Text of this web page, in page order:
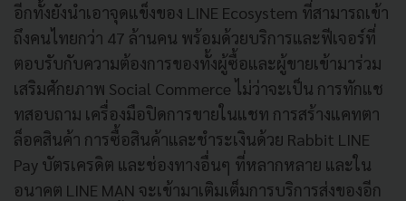
อีกทั้งยังนำเอาจุดแข็งของ LINE Ecosystem ที่สามารถเข้า
ถึงคนไทยกว่า 47 ล้านคน พร้อมด้วยบริการและฟีเจอร์ที่
ตอบรับกับความต้องการของทั้งผู้ซื้อและผู้ขายเข้ามาร่วม
เสริมศักยภาพ Social Commerce ไม่ว่าจะเป็น การทักแช
ทสอบถาม เครื่องมือปิดการขายในแชท การสร้างแคทตา
ล็อคสินค้า การซื้อสินค้าและชำระเงินด้วย Rabbit LINE
Pay บัตรเครดิต และช่องทางอื่นๆ ที่หลากหลาย และใน
อนาคต LINE MAN จะเข้ามาเติมเต็มการบริการส่งของอีก